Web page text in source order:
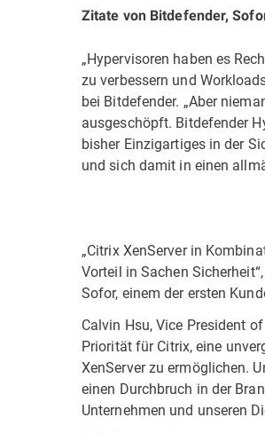
Zitate von Bitdefender,
„Hypervisoren haben es
zu verbessern und
bei Bitdefender. „Aber
ausgeschöpft. Bitdefender
bisher Einzigartiges in der
und sich damit in einen
„Citrix XenServer in
Vorteil in Sachen
Sofor, einem der ersten
Calvin Hsu, Vice President
Priorität für Citrix, eine
XenServer zu ermöglichen.
einen Durchbruch in der
Unternehmen und unseren